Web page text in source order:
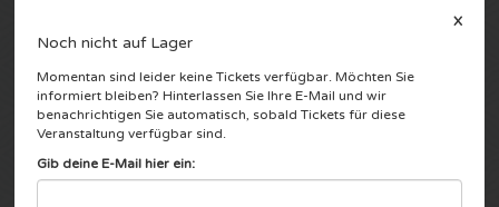
Niederlande
England
Spanien
Marco Borsato Karten
Kensington Karten
Snoop Dogg Karten
Milkshake Karten
DGTL Karten
Awakenings Karten
Formel 1
Kickboxen
Rugby
Dance
Armin van Buuren karten
Reverze Karten
Theater
TAFKAL Karten
Andere
Noch nicht auf Lager
X
Momentan sind leider keine Tickets verfügbar. Möchten Sie
informiert bleiben? Hinterlassen Sie Ihre E-Mail und wir
benachrichtigen Sie automatisch, sobald Tickets für diese
Veranstaltung verfügbar sind.
Gib deine E-Mail hier ein:
TAFKAL - What's in a name!
Nieuwe Luxor Theater
Rotterdam, Nederland